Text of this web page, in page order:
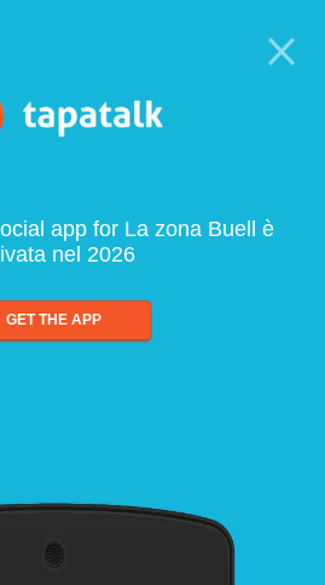
app for La zona Buell è
nel 2026
GET THE APP